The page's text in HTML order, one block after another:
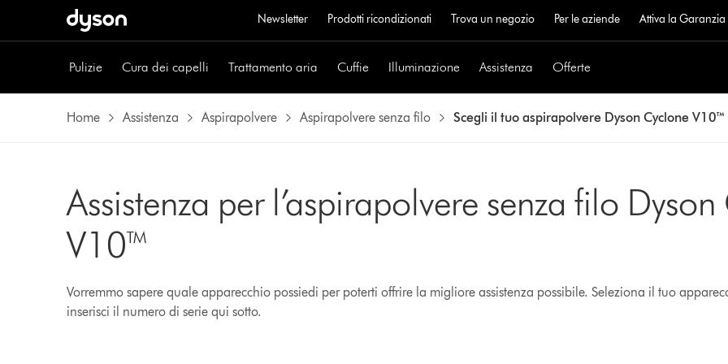
Newsletter Prodotti ricondizionati Trova un negozio Per le aziende Attiva la
Pulizie Cura dei capelli Trattamento aria Cuffie Illuminazione Assistenza Offerte
Home Assistenza Aspirapolvere Aspirapolvere senza filo Scegli il tuo aspirapolvere Dyson Cyclone V10™
Assistenza per l’aspirapolvere senza filo
V10™
Vorremmo sapere quale apparecchio possiedi per poterti offrire la migliore assistenza possibile. Seleziona il tuo
inserisci il numero di serie qui sotto.